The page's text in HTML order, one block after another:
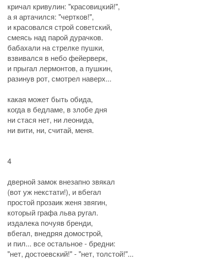
кричал кривулин: "красовицкий!",
а я артачился: "чертков!",
и красовался строй советский,
смеясь над парой дурачков.
бабахали на стрелке пушки,
взвивался в небо фейерверк,
и прыгал лермонтов, а пушкин,
разинув рот, смотрел наверх...
какая может быть обида,
когда в бедламе, в злобе дня
ни стася нет, ни леонида,
ни вити, ни, считай, меня.
4
дверной замок внезапно звякал
(вот уж некстати!), и вбегал
простой прозаик женя звягин,
который графа льва ругал.
издалека почуяв бренди,
вбегал, внедряя домострой,
и пил... все остальное - бредни:
"нет, достоевский!" - "нет, толстой!"...